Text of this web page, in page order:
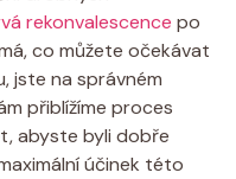
rekonvalescence po
co můžete očekávat
jste na správném
přiblížíme proces
abyste byli dobře
účinek této